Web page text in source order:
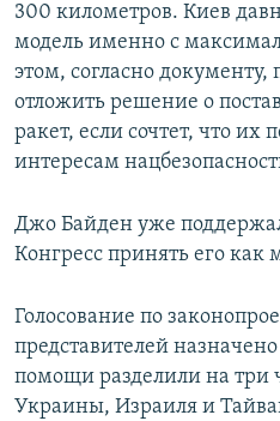
300 километров. Киев
модель именно с
этом, согласно
отложить решение о
ракет, если сочтет, что их
интересам
Джо Байден уже
Конгресс принять его как
Голосование по
представителей
помощи разделили на три
Украины, Израиля и